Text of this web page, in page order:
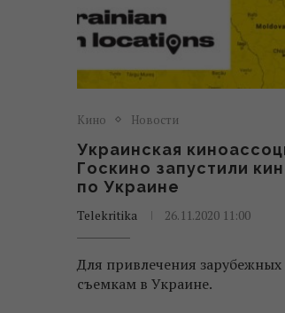
Кино Новости
Украинская
Госкино запустили
по Украине
Telekritika 26.11.2020 11:00
Для привлечения зарубежных
съемкам в Украине.